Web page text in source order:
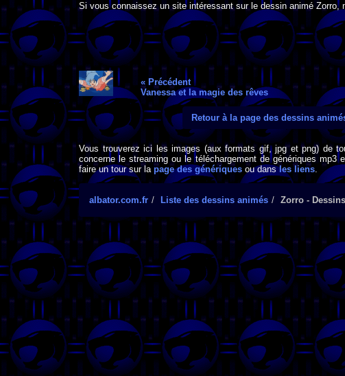
Si vous connaissez un site intéressant sur le dessin animé Zorro,
« Précédent
Vanessa et la magie des rêves
Retour à la page des dessins
Vous trouverez ici les images (aux formats gif, jpg et png) de
concerne le streaming ou le téléchargement de génériques
faire un tour sur la page des génériques ou dansles liens.
albator.com.fr Liste des dessins animés Zorro -